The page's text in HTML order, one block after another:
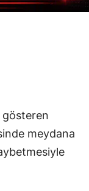
gösteren
meydana